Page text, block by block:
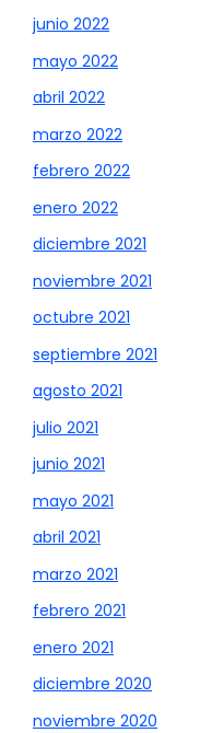
junio 2022
mayo 2022
abril 2022
marzo 2022
febrero 2022
enero 2022
diciembre 2021
noviembre 2021
octubre 2021
septiembre 2021
agosto 2021
julio 2021
junio 2021
mayo 2021
abril 2021
marzo 2021
febrero 2021
enero 2021
diciembre 2020
noviembre 2020